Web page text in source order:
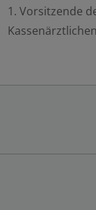
1. Vorsitzende